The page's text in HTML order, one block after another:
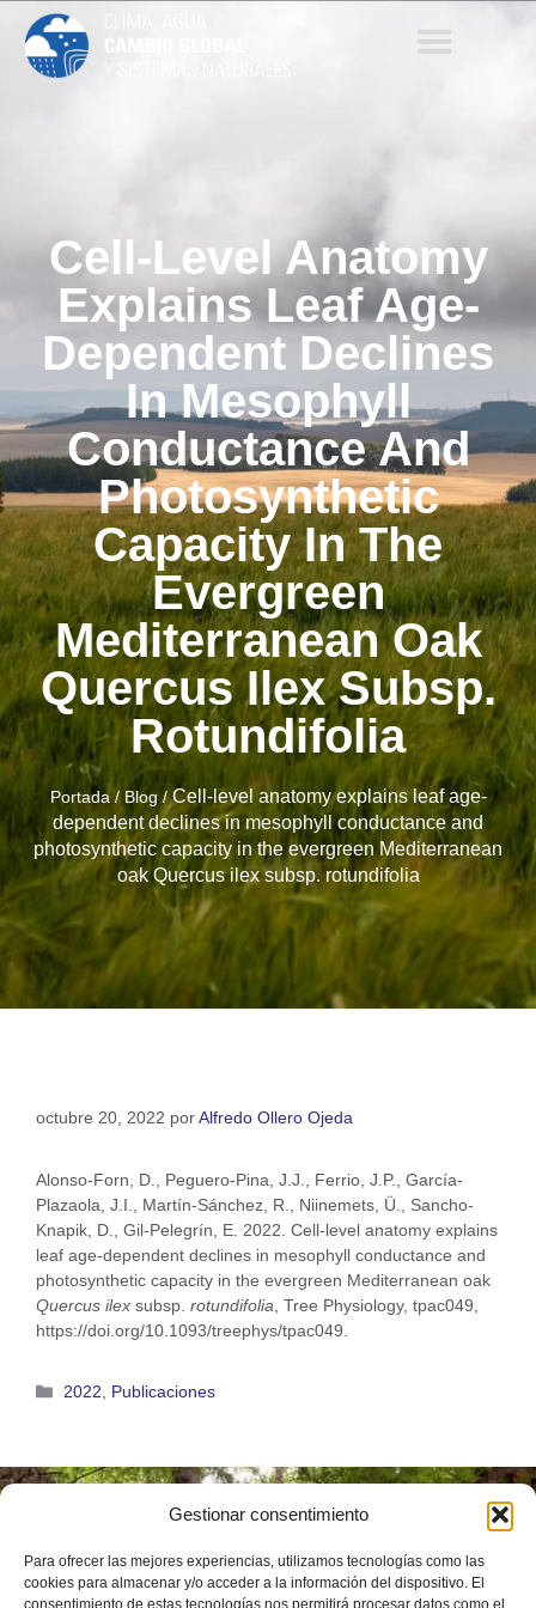
Gestionar consentimiento
Para ofrecer las mejores experiencias, utilizamos tecnologías como las
cookies para almacenar y/o acceder a la información del dispositivo. El
consentimiento de estas tecnologías nos permitirá procesar datos como el
Cell-Level Anatomy
Explains Leaf Age-
Dependent Declines
In Mesophyll
Conductance And
Photosynthetic
Capacity In The
Evergreen
Mediterranean Oak
Quercus Ilex Subsp.
Rotundifolia
Portada/ Blog/Cell-level anatomy explains leaf age-
dependent declines in mesophyll conductance and
photosynthetic capacity in the evergreen Mediterranean
oak Quercus ilex subsp. rotundifolia
octubre 20, 2022 porAlfredo Ollero Ojeda
Alonso-Forn, D., Peguero-Pina, J.J., Ferrio, J.P., García-
Plazaola, J.I., Martín-Sánchez, R., Niinemets, Ü., Sancho-
Knapik, D., Gil-Pelegrín, E. 2022. Cell-level anatomy explains
leaf age-dependent declines in mesophyll conductance and
photosynthetic capacity in the evergreen Mediterranean oak
Quercus ilex subsp. rotundifolia , Tree Physiology, tpac049,
https://doi.org/10.1093/treephys/tpac049.
2022, Publicaciones
Universitario de
Investigación en
Ciencias
Ambientales de